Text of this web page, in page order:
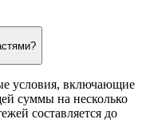
условия, включающие
суммы на несколько
составляется до